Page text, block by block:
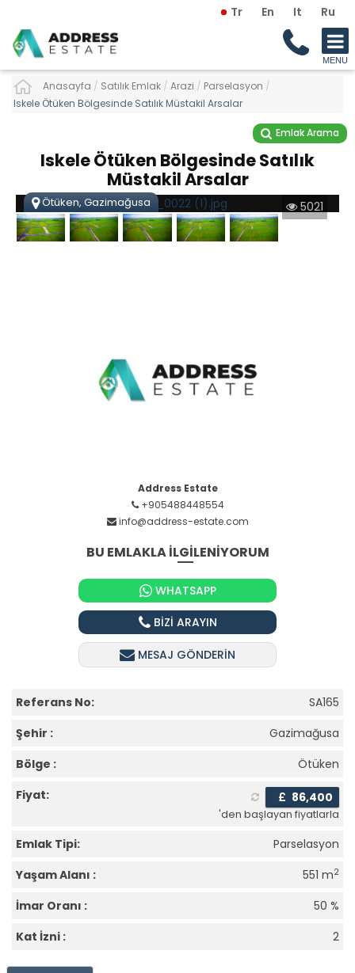
Tr En It Ru
Anasayfa / Satılık Emlak / Arazi / Parselasyon /
Iskele Ötüken Bölgesinde Satılık Müstakil Arsalar
Emlak Arama
Iskele Ötüken Bölgesinde Satılık
Müstakil Arsalar
5021
Ötüken, Gazimağusa
Address Estate
+905488448554
info@address-estate.com
BU EMLAKLA İLGİLENİYORUM
WHATSAPP
BİZİ ARAYIN
MESAJ GÖNDERİN
Referans No:
SA165
Şehir :
Gazimağusa
Bölge :
Ötüken
Fiyat:
£ 86,400
'den başlayan fiyatlarla
Emlak Tipi:
Parselasyon
Yaşam Alanı :
551 m2
İmar Oranı :
50 %
Kat İzni :
2